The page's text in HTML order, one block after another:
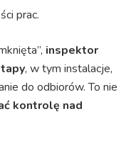
prac.
inspektor
, w tym instalacje,
do odbiorów. To nie
kontrolę nad